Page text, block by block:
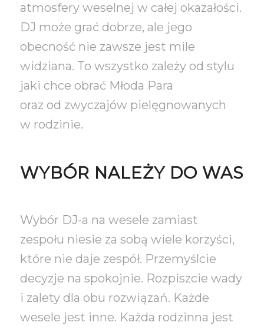
atmosfery weselnej w całej okazałości.
DJ może grać dobrze, ale jego
obecność nie zawsze jest mile
widziana. To wszystko zależy od stylu
jaki chce obrać Młoda Para
oraz od zwyczajów pielęgnowanych
w rodzinie.
WYBÓR NALEŻY DO WAS
Wybór DJ-a na wesele zamiast
zespołu niesie za sobą wiele korzyści,
które nie daje zespół. Przemyślcie
decyzje na spokojnie. Rozpiszcie wady
i zalety dla obu rozwiązań. Każde
wesele jest inne. Każda rodzinna jest